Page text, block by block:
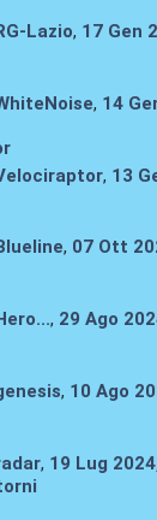
Lazio, 17 Gen
, 14
, 13
, 07 Ott
, 29 Ago
, 10 Ago
, 19 Lug